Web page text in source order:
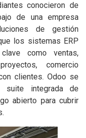
conocieron de
de una empresa
de gestión
los sistemas ERP
como ventas,
comercio
clientes. Odoo se
suite integrada de
abierto para cubrir